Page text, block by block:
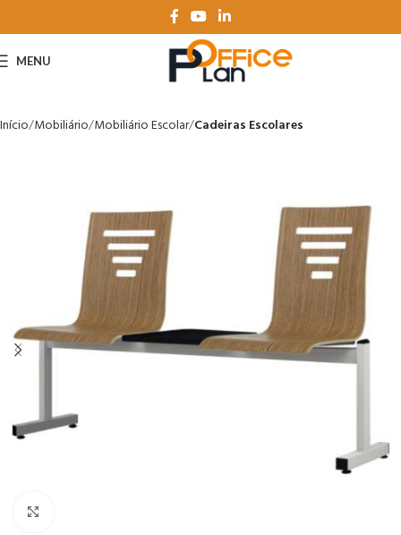
MENU
Início Mobiliário Mobiliário Escolar Cadeiras Escolares